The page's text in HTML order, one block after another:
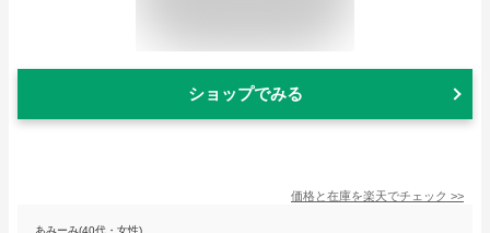
ショップでみる
価格と在庫を楽天でチェック >>
あみーみ(40代・女性)